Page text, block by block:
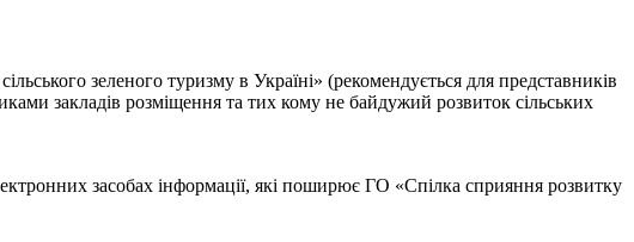
зеленого туризму в Україні» (рекомендується для представників
закладів розміщення та тих кому не байдужий розвиток сільських
засобах інформації, які поширює ГО «Спілка сприяння розвитку